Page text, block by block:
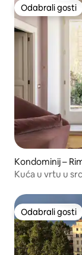
Odabrali gosti
Odabrali gosti
Kondominij –
Kuća u vrtu u
Odabrali gosti
Odabrali gosti